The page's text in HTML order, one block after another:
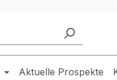
Aktuelle Prospekte